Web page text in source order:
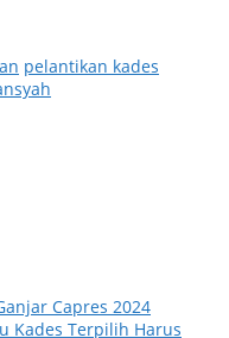
pelantikan kades
Capres 2024
Kades Terpilih Harus